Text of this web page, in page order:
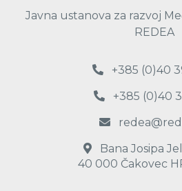
Javna ustanova za razvoj
REDEA
+385 (0)40
+385 (0)40
Bana Josipa
40 000 Čakovec